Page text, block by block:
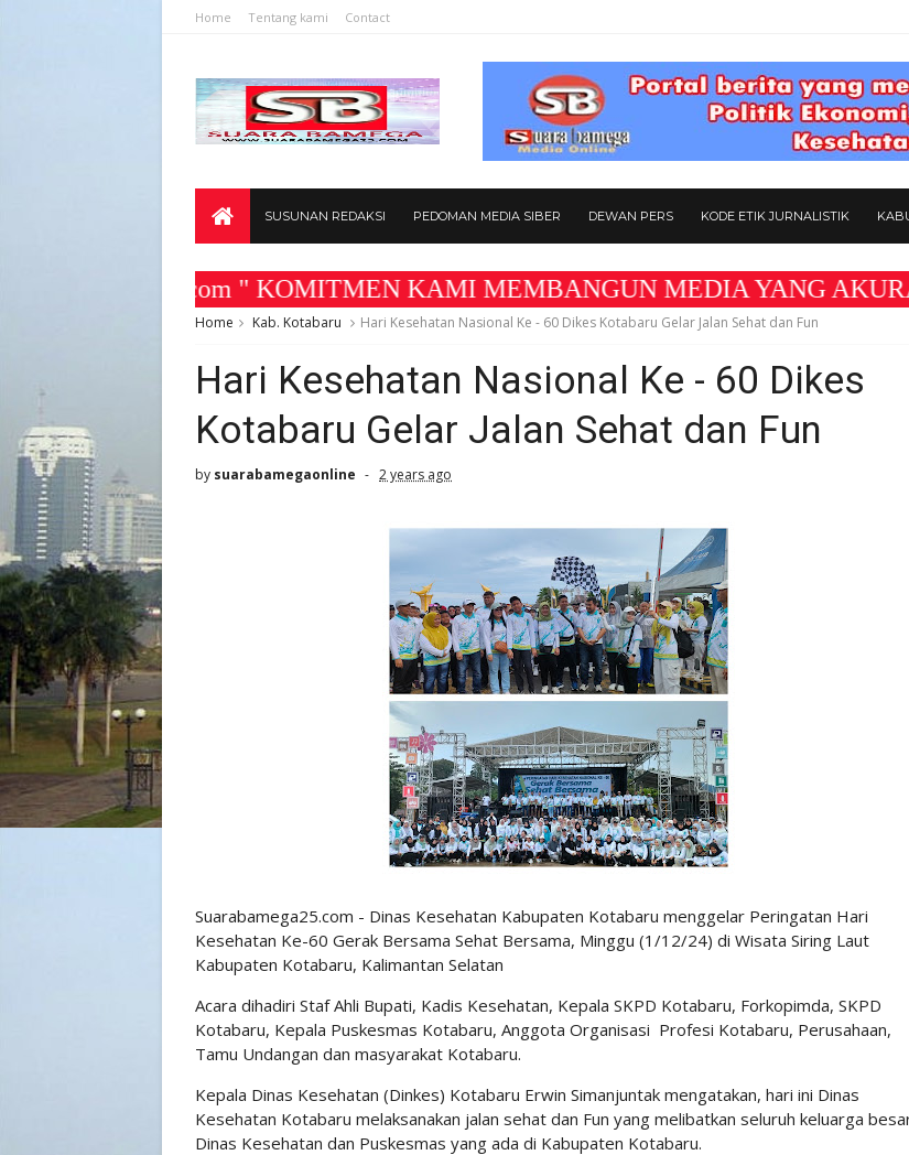
Home Tentang kami Contact
SUSUNAN REDAKSI PEDOMAN MEDIA SIBER DEWAN PERS KODE ETIK JURNALISTIK
" KOMITMEN KAMI MEMBANGUN MEDIA YANG AKURAT
Home Kab. Kotabaru Hari Kesehatan Nasional Ke - 60 Dikes Kotabaru Gelar Jalan Sehat dan Fun
Hari Kesehatan Nasional Ke - 60 Dikes
Kotabaru Gelar Jalan Sehat dan Fun
by suarabamegaonline 2 years ago
Suarabamega25.com - Dinas Kesehatan Kabupaten Kotabaru menggelar Peringatan Hari
Kesehatan Ke-60 Gerak Bersama Sehat Bersama, Minggu (1/12/24) di Wisata Siring Laut
Kabupaten Kotabaru, Kalimantan Selatan
Acara dihadiri Staf Ahli Bupati, Kadis Kesehatan, Kepala SKPD Kotabaru, Forkopimda, SKPD
Kotabaru, Kepala Puskesmas Kotabaru, Anggota Organisasi Profesi Kotabaru, Perusahaan,
Tamu Undangan dan masyarakat Kotabaru.
Kepala Dinas Kesehatan (Dinkes) Kotabaru Erwin Simanjuntak mengatakan, hari ini Dinas
Kesehatan Kotabaru melaksanakan jalan sehat dan Fun yang melibatkan seluruh keluarga
Dinas Kesehatan dan Puskesmas yang ada di Kabupaten Kotabaru.